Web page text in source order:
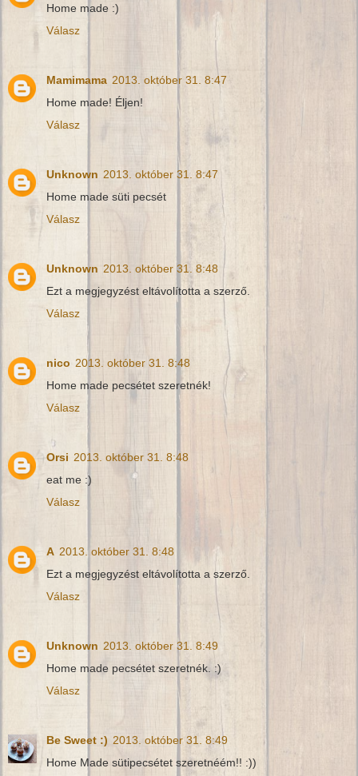
Home made :)
Válasz
Mamimama 2013. október 31. 8:47
Home made! Éljen!
Válasz
Unknown 2013. október 31. 8:47
Home made süti pecsét
Válasz
Unknown 2013. október 31. 8:48
Ezt a megjegyzést eltávolította a szerző.
Válasz
nico 2013. október 31. 8:48
Home made pecsétet szeretnék!
Válasz
Orsi 2013. október 31. 8:48
eat me :)
Válasz
A 2013. október 31. 8:48
Ezt a megjegyzést eltávolította a szerző.
Válasz
Unknown 2013. október 31. 8:49
Home made pecsétet szeretnék. :)
Válasz
Be Sweet :) 2013. október 31. 8:49
Home Made sütipecsétet szeretnéém!! :))